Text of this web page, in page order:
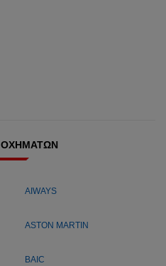
AIWAYS
ASTON MARTIN
BAIC